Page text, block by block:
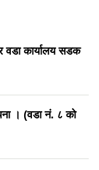
वडा कार्यालय सडक
। (वडा नं. ८ को